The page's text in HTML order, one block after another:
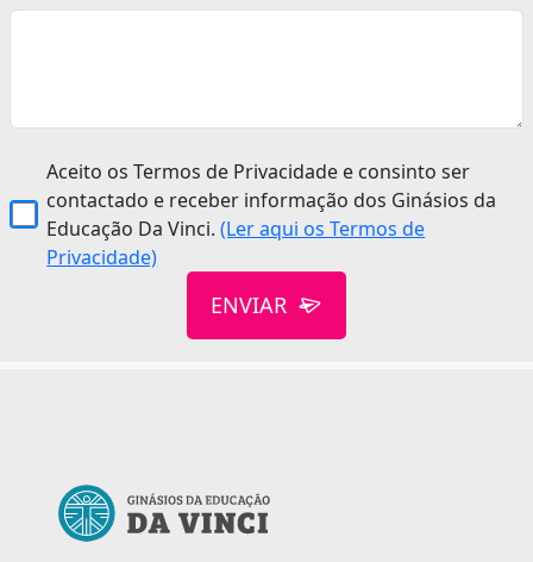
Aceito os Termos de Privacidade e consinto ser
contactado e receber informação dos Ginásios da
Educação Da Vinci.(Ler aqui os Termos de
Privacidade)
ENVIAR